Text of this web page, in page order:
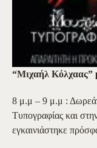
“Μιχαήλ Κόλχαας”
8 μ.μ – 9 μ.μ :
Τυπογραφίας και
εγκαινιάστηκε